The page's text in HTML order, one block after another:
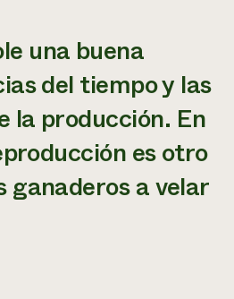
una buena
del tiempo y las
la producción. En
es otro
ganaderos a velar